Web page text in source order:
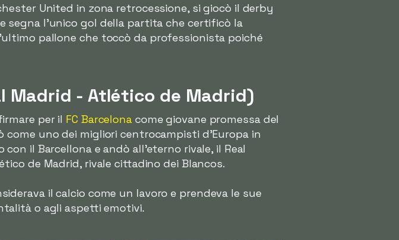
United in zona retrocessione, si giocò il derby
segna l'unico gol della partita che certificò la
pallone che toccò da professionista poiché
Madrid - Atlético de Madrid)
per il FC Barcelonacome giovane promessa del
come uno dei migliori centrocampisti d'Europa in
il Barcellona e andò all'eterno rivale, il Real
de Madrid, rivale cittadino dei Blancos.
il calcio come un lavoro e prendeva le sue
o agli aspetti emotivi.